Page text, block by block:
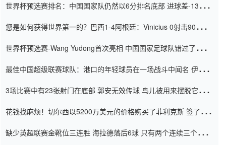
世界杯预选赛排名：中国国家队仍然以6分排名底部 进球差-13令人
您是如何获得世界第一的？巴西1-4阿根廷：Vinicius 0射击90分钟
世界杯预选赛-Wang Yudong首次亮相 中国国家足球队错过了世界
最佳中国超级联赛球队：港口的年轻球员在一场战斗中闻名 伊万放
3场比赛中有23张射门在底部 郭安无效传球 鸟儿被用来摆脱它
花钱找麻烦！切尔西以5200万美元的价格购买了菲利克斯 签了7年
缺少英超联赛金靴位三连胜 海拉德落后6球 只有两个连续三个连续